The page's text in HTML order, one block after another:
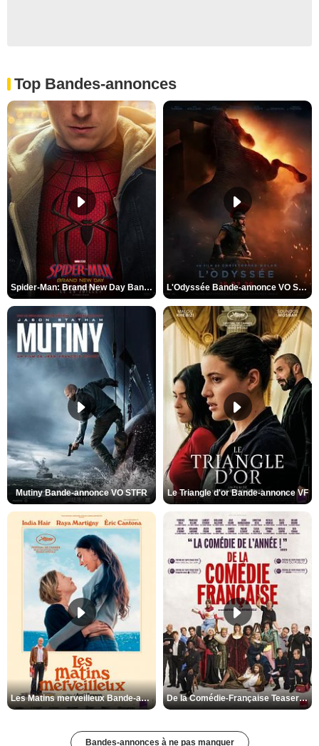
Top Bandes-annonces
Spider-Man: Brand New Day Bande-annonce VO STFR L'Odyssée Bande-annonce VO STFR
Mutiny Bande-annonce VO STFR Le Triangle d'or Bande-annonce VF
Les Matins merveilleux Bande-annonce VF De la Comédie-Française Teaser VF
Bandes-annonces à ne pas manquer